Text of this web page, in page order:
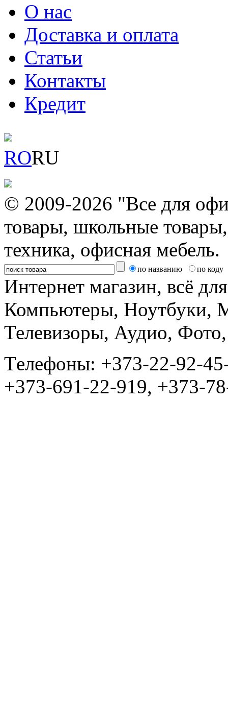
О нас
Доставка и оплата
Статьи
Контакты
Кредит
RORU
© 2009-2026 "Все для
товары, школьные
техника, офисная мебель.
по названию по коду
Интернет магазин, всё
Компьютеры, Ноутбуки,
Телевизоры, Аудио,
Tелефоны: +373-22-92-
+373-691-22-919, +373-